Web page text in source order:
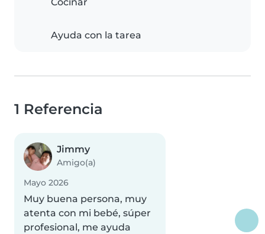
Cocinar
Ayuda con la tarea
1 Referencia
Jimmy
Amigo(a)
Mayo 2026
Muy buena persona, muy
atenta con mi bebé, súper
profesional, me ayuda